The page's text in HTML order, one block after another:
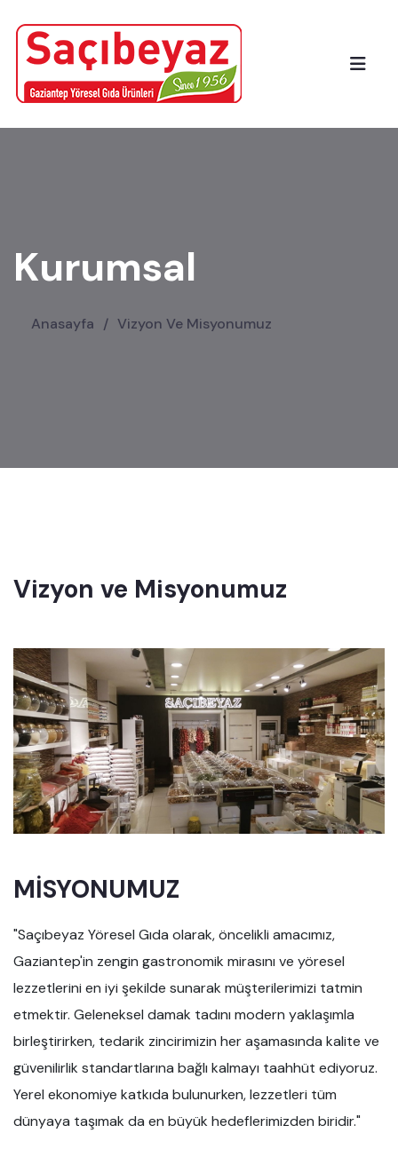
Kurumsal
Anasayfa / Vizyon Ve Misyonumuz
Vizyon ve Misyonumuz
MİSYONUMUZ
"Saçıbeyaz Yöresel Gıda olarak, öncelikli amacımız,
Gaziantep'in zengin gastronomik mirasını ve yöresel
lezzetlerini en iyi şekilde sunarak müşterilerimizi tatmin
etmektir. Geleneksel damak tadını modern yaklaşımla
birleştirirken, tedarik zincirimizin her aşamasında kalite ve
güvenilirlik standartlarına bağlı kalmayı taahhüt ediyoruz.
Yerel ekonomiye katkıda bulunurken, lezzetleri tüm
dünyaya taşımak da en büyük hedeflerimizden biridir."